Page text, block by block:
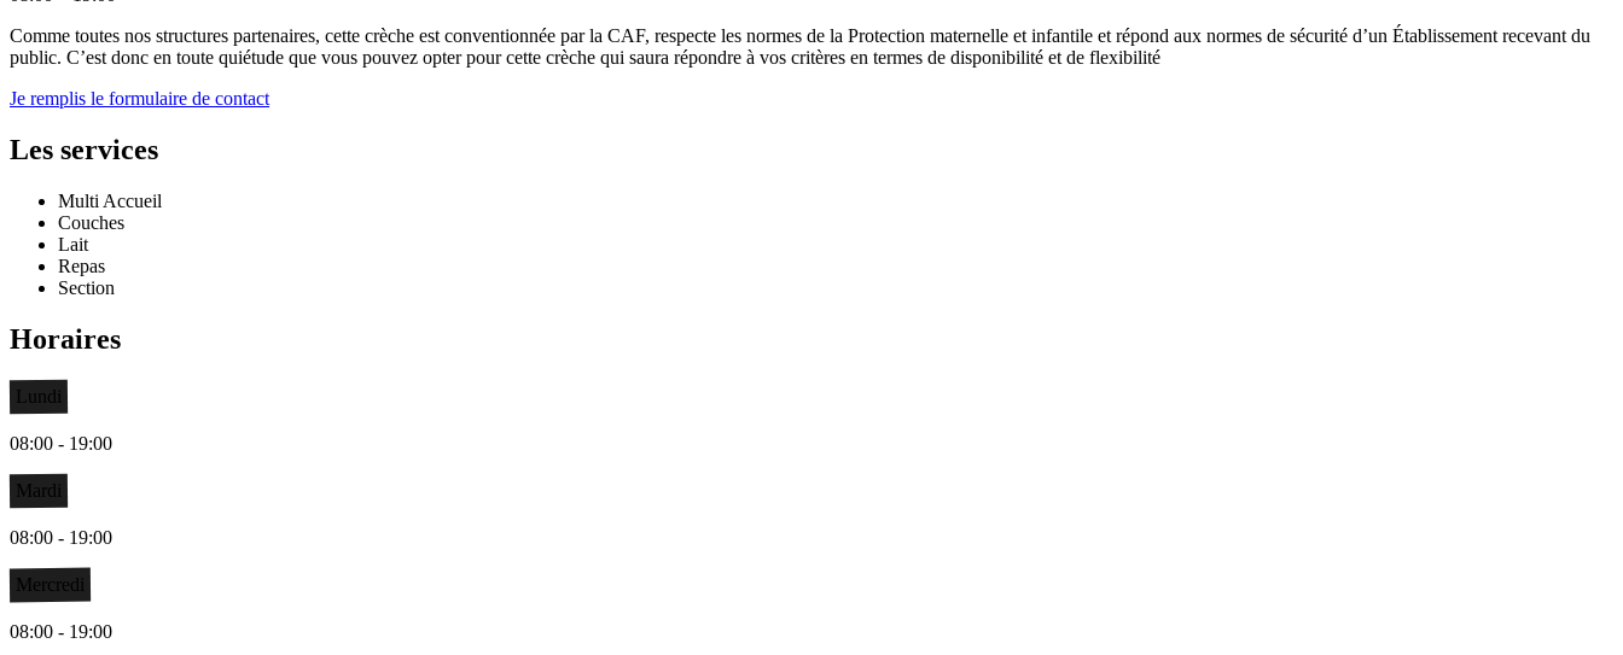
Comme toutes nos structures partenaires, cette crèche est conventionnée par la CAF, respecte les normes de la Protection maternelle et infantile et répond aux normes de sécurité d’un Établissement recevant du
public. C’est donc en toute quiétude que vous pouvez opter pour cette crèche qui saura répondre à vos critères en termes de disponibilité et de flexibilité
Je remplis le formulaire de contact
Les services
Multi Accueil
Couches
Lait
Repas
Section
Horaires
Lundi
08:00 - 19:00
Mardi
08:00 - 19:00
Mercredi
08:00 - 19:00